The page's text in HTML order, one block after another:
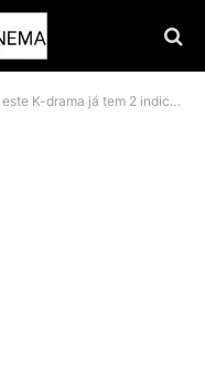
já tem 2 indicações ao Emmy